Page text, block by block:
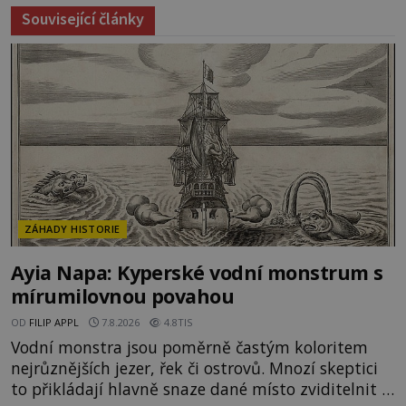
Související články
ZÁHADY HISTORIE
Ayia Napa: Kyperské vodní monstrum s
mírumilovnou povahou
OD FILIP APPL 7.8.2026 4.8TIS
Vodní monstra jsou poměrně častým koloritem
nejrůznějších jezer, řek či ostrovů. Mnozí skeptici
to přikládají hlavně snaze dané místo zviditelnit a